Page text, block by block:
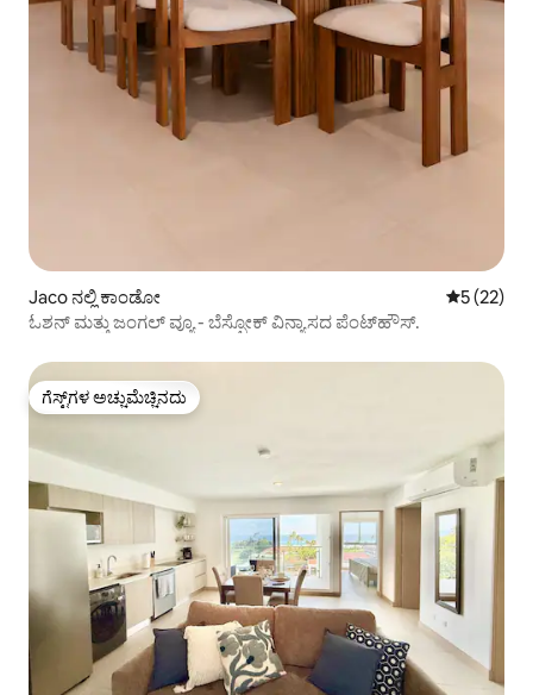
Jaco ನಲ್ಲಿ ಕಾಂಡೋ 5 ರಲ್ಲಿ 5
5 (22)
ಓಶನ್ ಮತ್ತು ಜಂಗಲ್ ವ್ಯೂ - ಬೆಸ್ಪೋಕ್ ವಿನ್ಯಾಸದ ಪೆಂಟ್‌ಹೌಸ್.
ಗೆಸ್ಟ್‌ಗಳ ಅಚ್ಚುಮೆಚ್ಚಿನದು
ಗೆಸ್ಟ್‌ಗಳ ಅಚ್ಚುಮೆಚ್ಚಿನದು